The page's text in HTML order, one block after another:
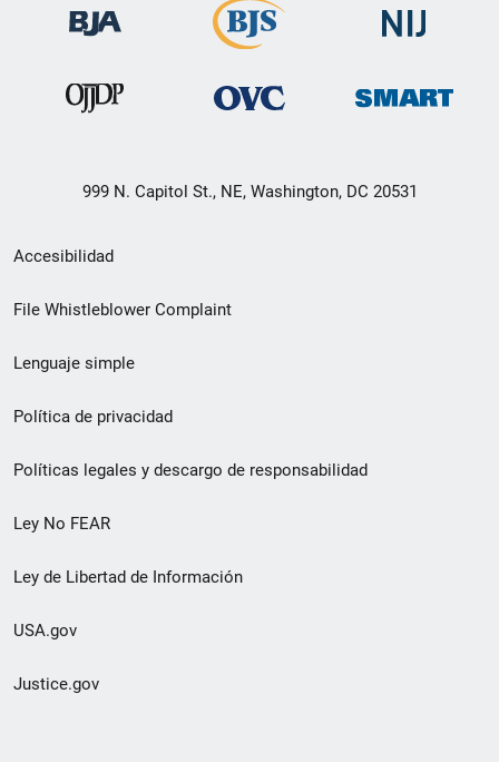
999 N. Capitol St., NE, Washington, DC 20531
Menú
de
de
pie
de
página
Accesibilidad
File Whistleblower Complaint
Lenguaje simple
Política de privacidad
Políticas legales y descargo de responsabilidad
Ley No FEAR
Ley de Libertad de Información
USA.gov
Justice.gov